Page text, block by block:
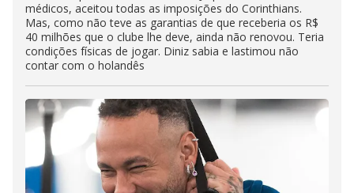
médicos, aceitou todas as imposições do Corinthians.
Mas, como não teve as garantias de que receberia os R$
40 milhões que o clube lhe deve, ainda não renovou. Teria
condições físicas de jogar. Diniz sabia e lastimou não
contar com o holandês